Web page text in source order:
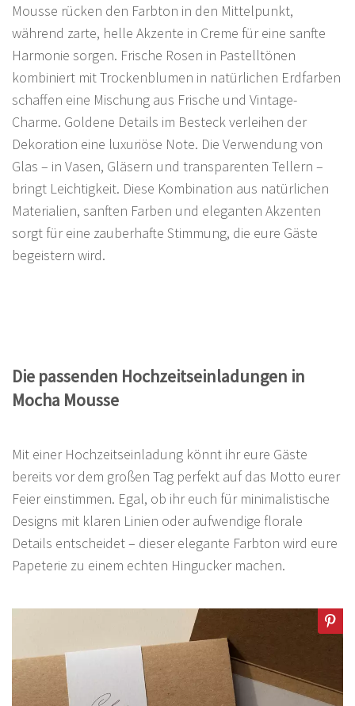
Mousse rücken den Farbton in den Mittelpunkt,
während zarte, helle Akzente in Creme für eine sanfte
Harmonie sorgen. Frische Rosen in Pastelltönen
kombiniert mit Trockenblumen in natürlichen Erdfarben
schaffen eine Mischung aus Frische und Vintage-
Charme. Goldene Details im Besteck verleihen der
Dekoration eine luxuriöse Note. Die Verwendung von
Glas – in Vasen, Gläsern und transparenten Tellern –
bringt Leichtigkeit. Diese Kombination aus natürlichen
Materialien, sanften Farben und eleganten Akzenten
sorgt für eine zauberhafte Stimmung, die eure Gäste
begeistern wird.
Die passenden Hochzeitseinladungen in
Mocha Mousse
Mit einer Hochzeitseinladung könnt ihr eure Gäste
bereits vor dem großen Tag perfekt auf das Motto eurer
Feier einstimmen. Egal, ob ihr euch für minimalistische
Designs mit klaren Linien oder aufwendige florale
Details entscheidet – dieser elegante Farbton wird eure
Papeterie zu einem echten Hingucker machen.